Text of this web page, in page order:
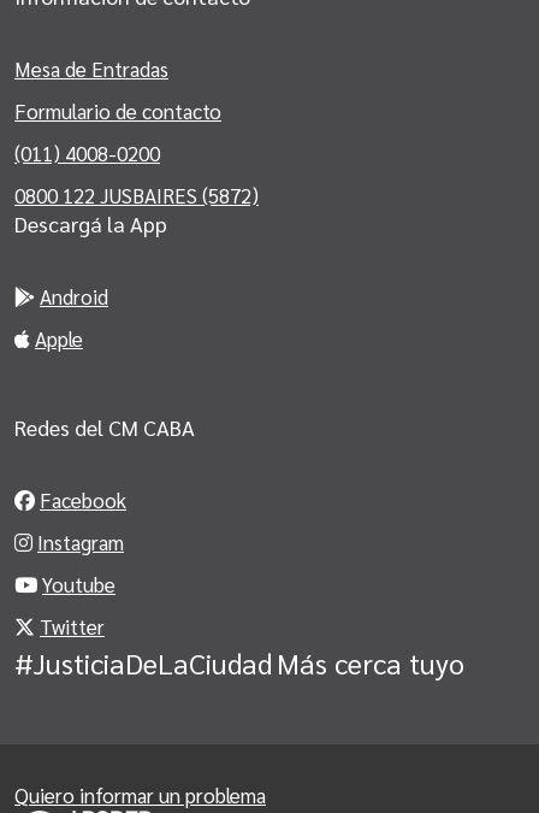
Mesa de Entradas
Formulario de contacto
(011) 4008-0200
0800 122 JUSBAIRES (5872)
Descargá la App
Android
Apple
Redes del CM CABA
Facebook
Instagram
Youtube
Twitter
#JusticiaDeLaCiudad Más cerca tuyo
Quiero informar un problema